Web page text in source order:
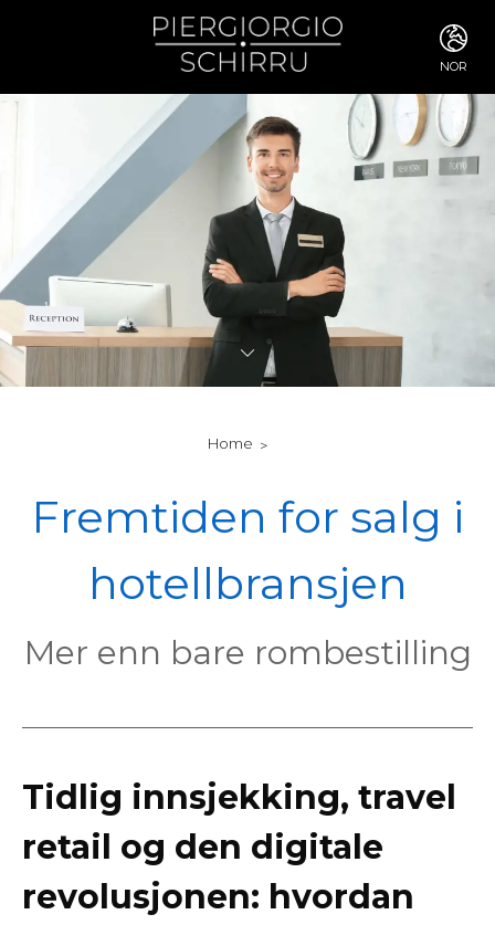
NOR
ENG
FRA
DEU
Home
Fremtiden for salg i
hotellbransjen
Mer enn bare rombestilling
Tidlig innsjekking, travel
retail og den digitale
revolusjonen: hvordan